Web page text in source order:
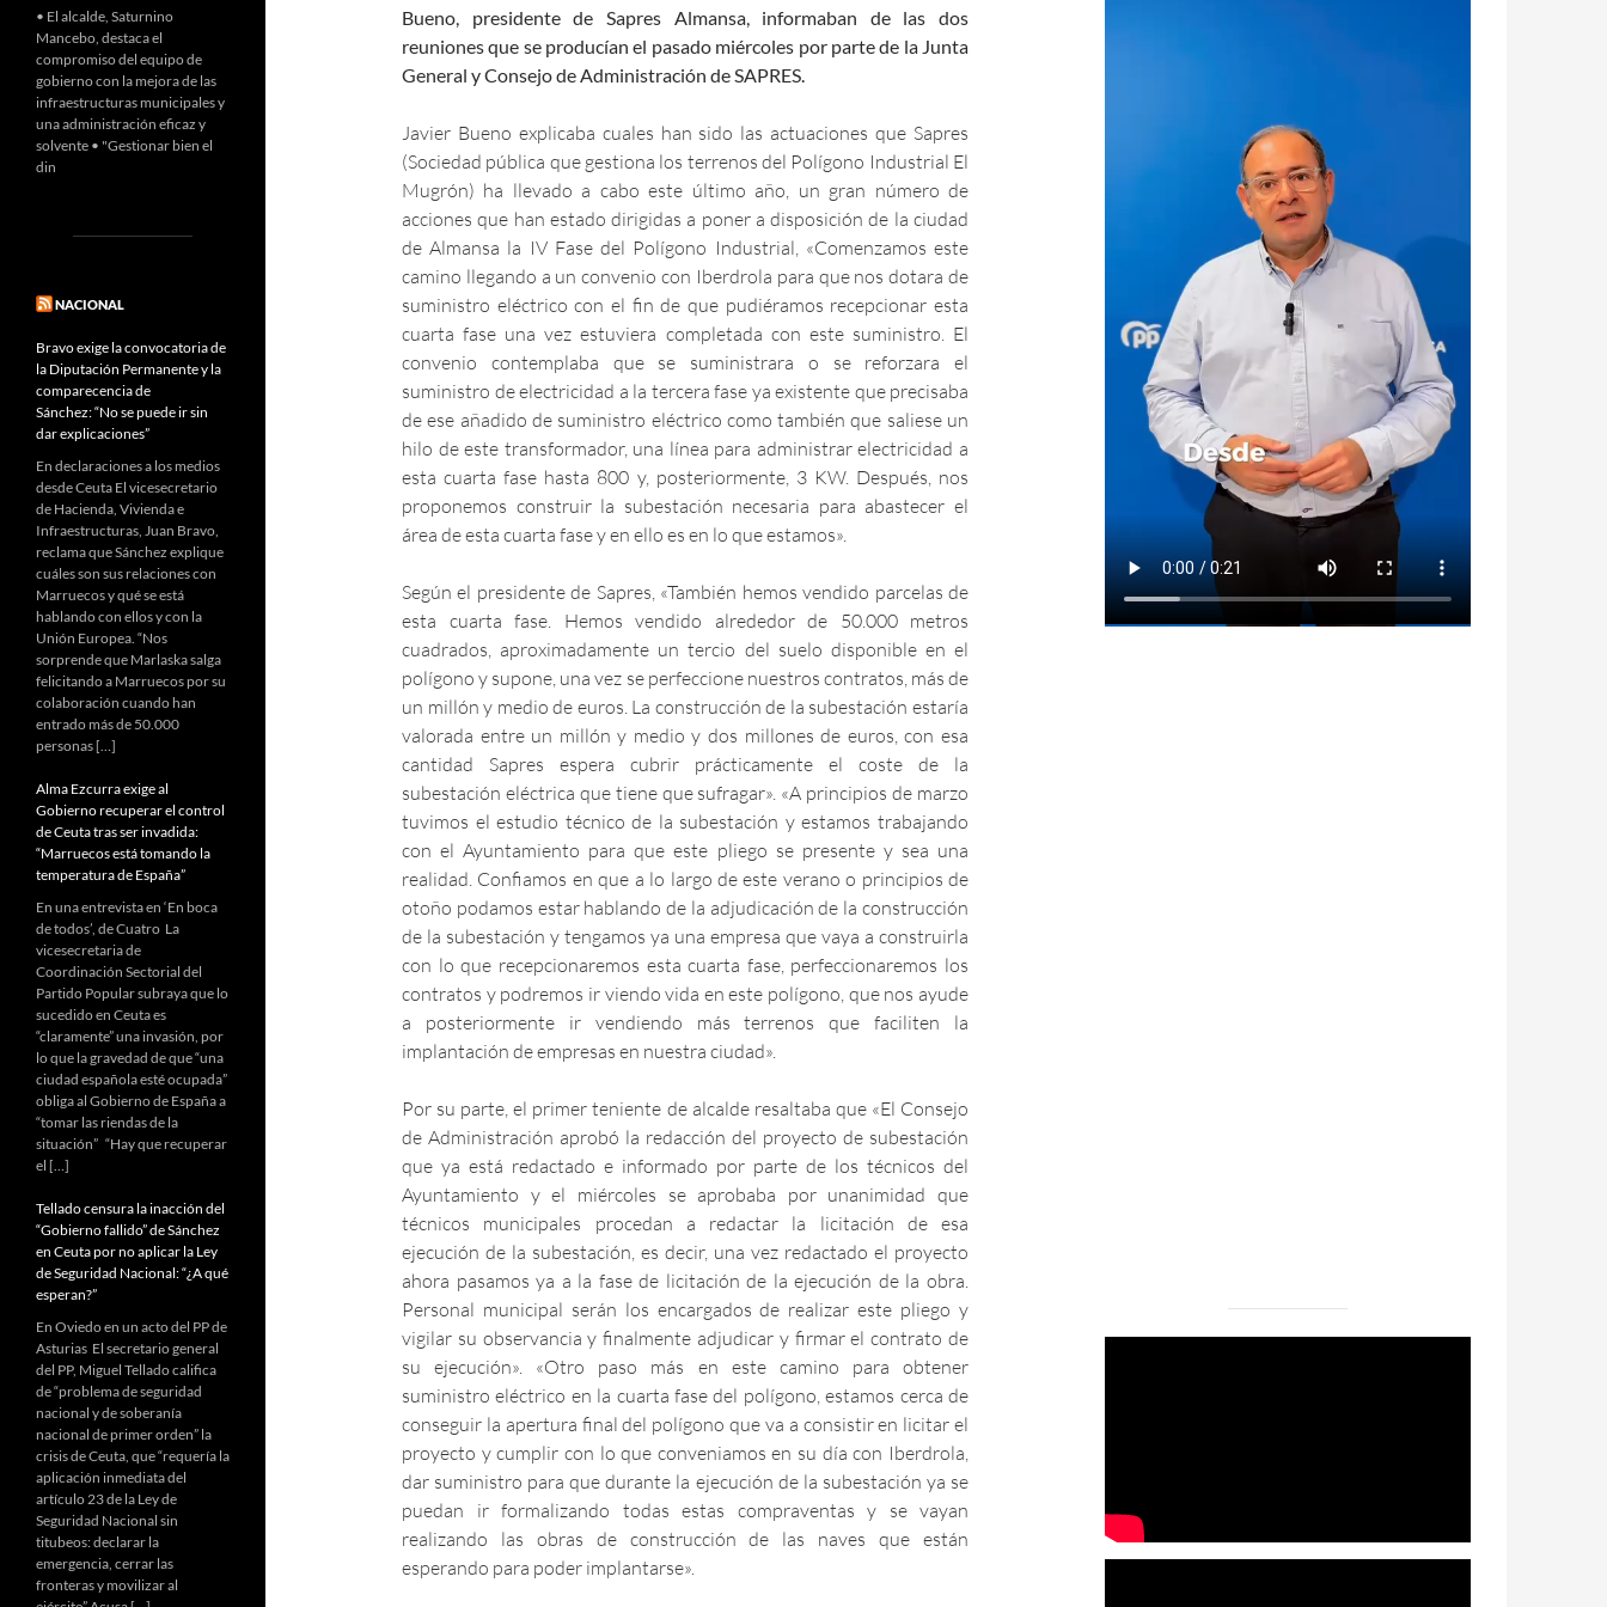
Bueno, presidente de Sapres Almansa, informaban de las dos
reuniones que se producían el pasado miércoles por parte de la Junta
General y Consejo de Administración de SAPRES.
Javier Bueno explicaba cuales han sido las actuaciones que Sapres
(Sociedad pública que gestiona los terrenos del Polígono Industrial El
Mugrón) ha llevado a cabo este último año, un gran número de
acciones que han estado dirigidas a poner a disposición de la ciudad
de Almansa la IV Fase del Polígono Industrial, «Comenzamos este
camino llegando a un convenio con Iberdrola para que nos dotara de
suministro eléctrico con el fin de que pudiéramos recepcionar esta
cuarta fase una vez estuviera completada con este suministro. El
convenio contemplaba que se suministrara o se reforzara el
suministro de electricidad a la tercera fase ya existente que precisaba
de ese añadido de suministro eléctrico como también que saliese un
hilo de este transformador, una línea para administrar electricidad a
esta cuarta fase hasta 800 y, posteriormente, 3 KW. Después, nos
proponemos construir la subestación necesaria para abastecer el
área de esta cuarta fase y en ello es en lo que estamos».
Según el presidente de Sapres, «También hemos vendido parcelas de
esta cuarta fase. Hemos vendido alrededor de 50.000 metros
cuadrados, aproximadamente un tercio del suelo disponible en el
polígono y supone, una vez se perfeccione nuestros contratos, más de
un millón y medio de euros. La construcción de la subestación estaría
valorada entre un millón y medio y dos millones de euros, con esa
cantidad Sapres espera cubrir prácticamente el coste de la
subestación eléctrica que tiene que sufragar». «A principios de marzo
tuvimos el estudio técnico de la subestación y estamos trabajando
con el Ayuntamiento para que este pliego se presente y sea una
realidad. Confiamos en que a lo largo de este verano o principios de
otoño podamos estar hablando de la adjudicación de la construcción
de la subestación y tengamos ya una empresa que vaya a construirla
con lo que recepcionaremos esta cuarta fase, perfeccionaremos los
contratos y podremos ir viendo vida en este polígono, que nos ayude
a posteriormente ir vendiendo más terrenos que faciliten la
implantación de empresas en nuestra ciudad».
Por su parte, el primer teniente de alcalde resaltaba que «El Consejo
de Administración aprobó la redacción del proyecto de subestación
que ya está redactado e informado por parte de los técnicos del
Ayuntamiento y el miércoles se aprobaba por unanimidad que
técnicos municipales procedan a redactar la licitación de esa
ejecución de la subestación, es decir, una vez redactado el proyecto
ahora pasamos ya a la fase de licitación de la ejecución de la obra.
Personal municipal serán los encargados de realizar este pliego y
vigilar su observancia y finalmente adjudicar y firmar el contrato de
su ejecución». «Otro paso más en este camino para obtener
suministro eléctrico en la cuarta fase del polígono, estamos cerca de
conseguir la apertura final del polígono que va a consistir en licitar el
proyecto y cumplir con lo que conveniamos en su día con Iberdrola,
dar suministro para que durante la ejecución de la subestación ya se
puedan ir formalizando todas estas compraventas y se vayan
realizando las obras de construcción de las naves que están
esperando para poder implantarse».
• El alcalde, Saturnino
Mancebo, destaca el
compromiso del equipo de
gobierno con la mejora de las
infraestructuras municipales y
una administración eficaz y
solvente • "Gestionar bien el
din
NACIONAL
Bravo exige la convocatoria de
la Diputación Permanente y la
comparecencia de
Sánchez: “No se puede ir sin
dar explicaciones”
En declaraciones a los medios
desde Ceuta El vicesecretario
de Hacienda, Vivienda e
Infraestructuras, Juan Bravo,
reclama que Sánchez explique
cuáles son sus relaciones con
Marruecos y qué se está
hablando con ellos y con la
Unión Europea. “Nos
sorprende que Marlaska salga
felicitando a Marruecos por su
colaboración cuando han
entrado más de 50.000
personas […]
Alma Ezcurra exige al
Gobierno recuperar el control
de Ceuta tras ser invadida:
“Marruecos está tomando la
temperatura de España”
En una entrevista en ‘En boca
de todos’, de Cuatro La
vicesecretaria de
Coordinación Sectorial del
Partido Popular subraya que lo
sucedido en Ceuta es
“claramente” una invasión, por
lo que la gravedad de que “una
ciudad española esté ocupada”
obliga al Gobierno de España a
“tomar las riendas de la
situación” “Hay que recuperar
el […]
Tellado censura la inacción del
“Gobierno fallido” de Sánchez
en Ceuta por no aplicar la Ley
de Seguridad Nacional: “¿A qué
esperan?”
En Oviedo en un acto del PP de
Asturias El secretario general
del PP, Miguel Tellado califica
de “problema de seguridad
nacional y de soberanía
nacional de primer orden” la
crisis de Ceuta, que “requería la
aplicación inmediata del
artículo 23 de la Ley de
Seguridad Nacional sin
titubeos: declarar la
emergencia, cerrar las
fronteras y movilizar al